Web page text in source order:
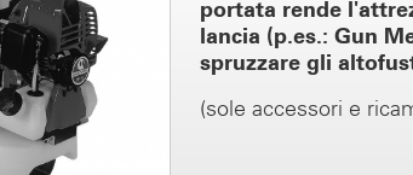
portata rende
lancia (p.es.: Gun
spruzzare gli
(sole accessori e